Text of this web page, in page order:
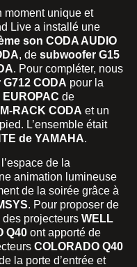
moment unique et
Live a installé une
son CODA AUDIO
, de subwoofer G15
. Pour compléter, nous
CODA pour la
de
RACK CODA et un
L’ensemble était
de YAMAHA.
de la
animation lumineuse
de la soirée grâce à
. Pour proposer de
projecteurs WELL
Q40 ont apporté de
COLORADO Q40
la porte d’entrée et